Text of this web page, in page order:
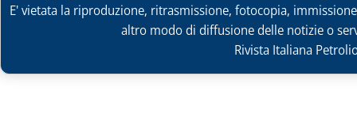
E' vietata la riproduzione, ritrasmissione, fotocopia,
altro modo di diffusione delle notizie o
Rivista Italiana